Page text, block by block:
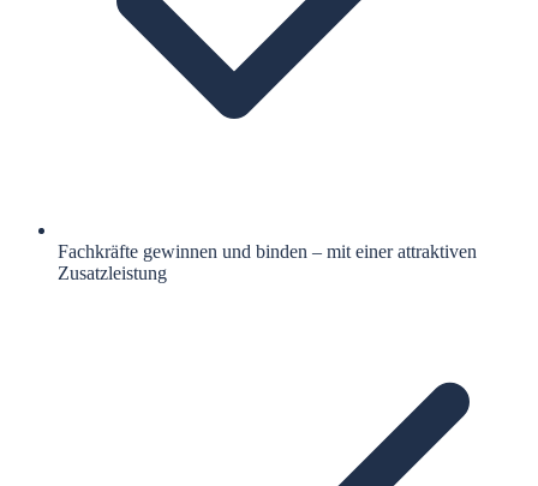
Fachkräfte gewinnen und binden – mit einer attraktiven
Zusatzleistung